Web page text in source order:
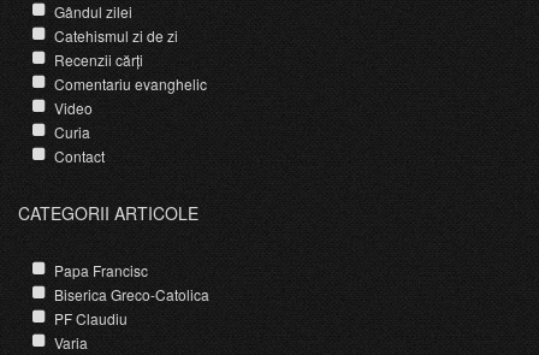
Gândul zilei
Catehismul zi de zi
Recenzii cărți
Comentariu evanghelic
Video
Curia
Contact
CATEGORII ARTICOLE
Papa Francisc
Biserica Greco-Catolica
PF Claudiu
Varia